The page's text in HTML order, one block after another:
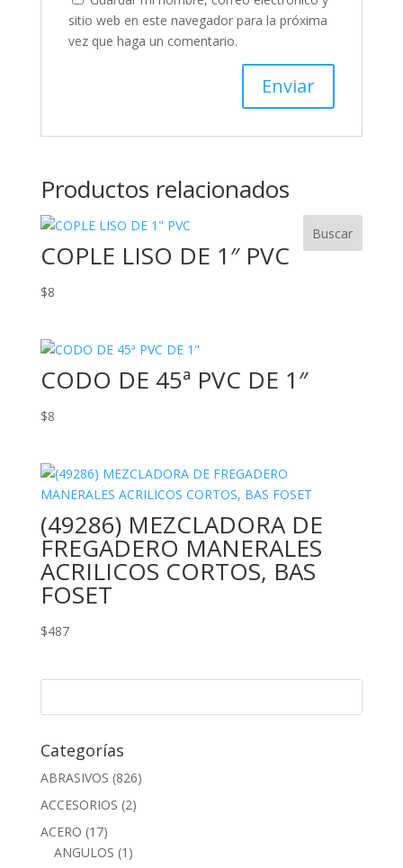
sitio web en este navegador para la próxima
vez que haga un comentario.
Productos relacionados
COPLE LISO DE 1″ PVC
$8
CODO DE 45ª PVC DE 1″
$8
(49286) MEZCLADORA DE
FREGADERO MANERALES
ACRILICOS CORTOS, BAS
FOSET
$487
Categorías
ABRASIVOS (826)
ACCESORIOS (2)
ACERO (17)
ANGULOS (1)